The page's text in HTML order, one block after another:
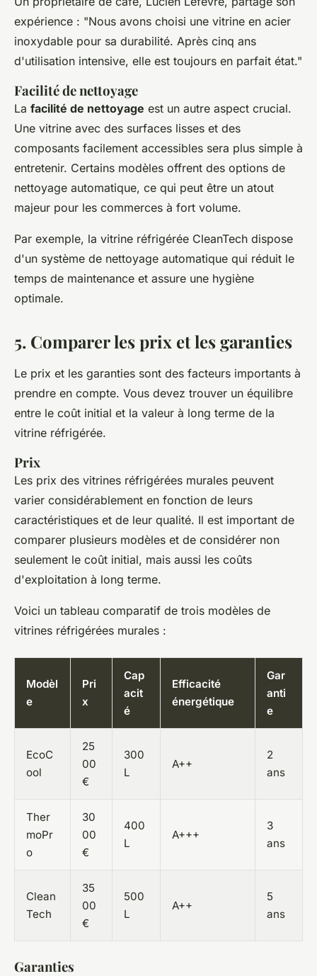
expérience : "Nous avons choisi une vitrine en acier
inoxydable pour sa durabilité. Après cinq ans
d'utilisation intensive, elle est toujours en parfait état."
Facilité de nettoyage
La facilité de nettoyage est un autre aspect crucial.
Une vitrine avec des surfaces lisses et des
composants facilement accessibles sera plus simple à
entretenir. Certains modèles offrent des options de
nettoyage automatique, ce qui peut être un atout
majeur pour les commerces à fort volume.
Par exemple, la vitrine réfrigérée CleanTech dispose
d'un système de nettoyage automatique qui réduit le
temps de maintenance et assure une hygiène
optimale.
5. Comparer les prix et les garanties
Le prix et les garanties sont des facteurs importants à
prendre en compte. Vous devez trouver un équilibre
entre le coût initial et la valeur à long terme de la
vitrine réfrigérée.
Prix
Les prix des vitrines réfrigérées murales peuvent
varier considérablement en fonction de leurs
caractéristiques et de leur qualité. Il est important de
comparer plusieurs modèles et de considérer non
seulement le coût initial, mais aussi les coûts
d'exploitation à long terme.
Voici un tableau comparatif de trois modèles de
vitrines réfrigérées murales :
Modèl
e
Pri
x
Cap
acit
é
Efficacité
énergétique
Gar
anti
e
EcoC
ool
25
00
€
300
L
A++
2
ans
Ther
moPr
o
30
00
€
400
L
A+++
3
ans
Clean
Tech
35
00
€
500
L
A++
5
ans
Garanties